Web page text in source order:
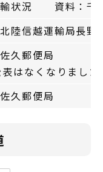
輸状況 資料：千
信越運輸局長野
久郵便局
はなくなりました
久郵便局